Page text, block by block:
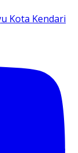
Kota Kendari